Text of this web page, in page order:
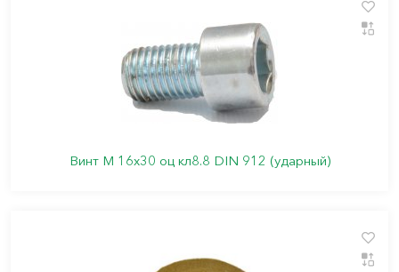
Винт М 16х30 оц кл8.8 DIN 912 (ударный)